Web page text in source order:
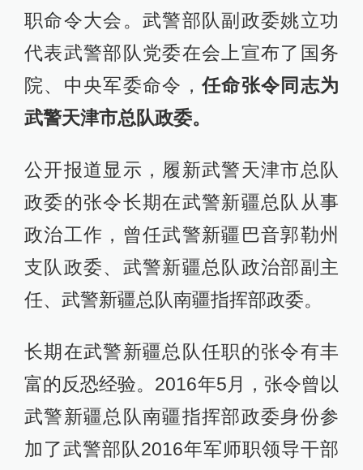
职命令大会。武警部队副政委姚立功
代表武警部队党委在会上宣布了国务
院、中央军委命令，任命张令同志为
武警天津市总队政委。
公开报道显示，履新武警天津市总队
政委的张令长期在武警新疆总队从事
政治工作，曾任武警新疆巴音郭勒州
支队政委、武警新疆总队政治部副主
任、武警新疆总队南疆指挥部政委。
长期在武警新疆总队任职的张令有丰
富的反恐经验。2016年5月，张令曾以
武警新疆总队南疆指挥部政委身份参
加了武警部队2016年军师职领导干部